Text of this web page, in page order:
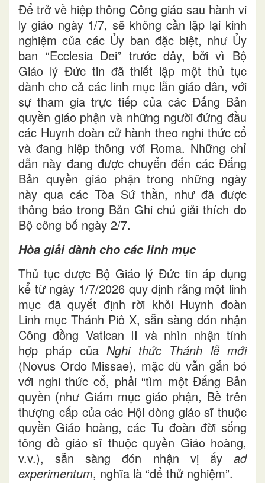
Để trở về hiệp thông Công giáo sau hành vi
ly giáo ngày 1/7, sẽ không cần lặp lại kinh
nghiệm của các Ủy ban đặc biệt, như Ủy
ban “Ecclesia Dei” trước đây, bởi vì Bộ
Giáo lý Đức tin đã thiết lập một thủ tục
dành cho cả các linh mục lẫn giáo dân, với
sự tham gia trực tiếp của các Đấng Bản
quyền giáo phận và những người đứng đầu
các Huynh đoàn cử hành theo nghi thức cổ
và đang hiệp thông với Roma. Những chỉ
dẫn này đang được chuyển đến các Đấng
Bản quyền giáo phận trong những ngày
này qua các Tòa Sứ thần, như đã được
thông báo trong Bản Ghi chú giải thích do
Bộ công bố ngày 2/7.
Hòa giải dành cho các linh mục
Thủ tục được Bộ Giáo lý Đức tin áp dụng
kể từ ngày 1/7/2026 quy định rằng một linh
mục đã quyết định rời khỏi Huynh đoàn
Linh mục Thánh Piô X, sẵn sàng đón nhận
Công đồng Vatican II và nhìn nhận tính
hợp pháp củaNghi thức Thánh lễ mới
(Novus Ordo Missae), mặc dù vẫn gắn bó
với nghi thức cổ, phải “tìm một Đấng Bản
quyền (như Giám mục giáo phận, Bề trên
thượng cấp của các Hội dòng giáo sĩ thuộc
quyền Giáo hoàng, các Tu đoàn đời sống
tông đồ giáo sĩ thuộc quyền Giáo hoàng,
v.v.), sẵn sàng đón nhận vị ấy ad
experimentum, nghĩa là “để thử nghiệm”.